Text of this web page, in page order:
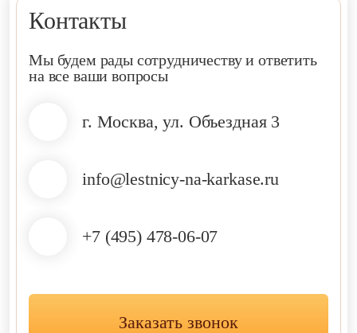
Контакты
Мы будем рады сотрудничеству и ответить
на все ваши вопросы
г. Москва, ул. Объездная 3
info@lestnicy-na-karkase.ru
+7 (495) 478-06-07
Заказать звонок